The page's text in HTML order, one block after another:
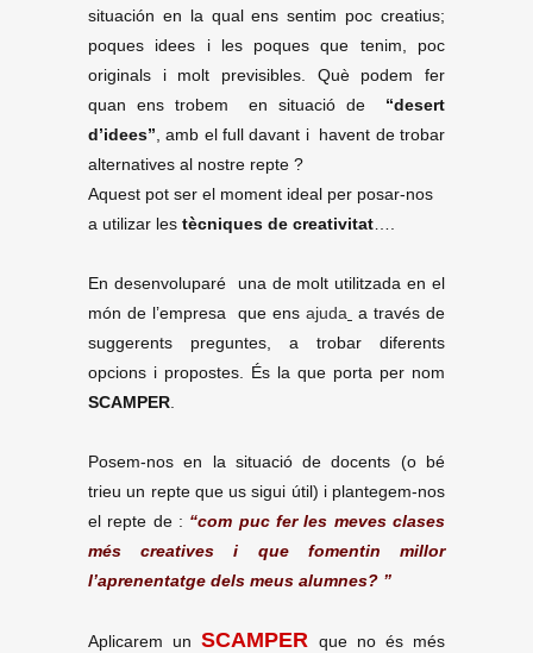
situación en la qual ens sentim poc creatius;
poques idees i les poques que tenim, poc
originals i molt previsibles. Què podem fer
quan ens trobem en situació de “desert
d’idees” , amb el full davant i havent de trobar
alternatives al nostre repte ?
Aquest pot ser el moment ideal per posar-nos
a utilizar les tècniques de creativitat
En desenvoluparé una de molt utilitzada en el
món de l’empresa que ens ajuda
a través de
suggerents preguntes, a trobar diferents
opcions i propostes. És la que porta per nom
SCAMPER
Posem-nos en la situació de docents (o bé
trieu un repte que us sigui útil) i plantegem-nos
el repte de : “com puc fer les meves clases
més creatives i que fomentin millor
l’aprenentatge dels meus alumnes? ”
Aplicarem unSCAMPER que no és més